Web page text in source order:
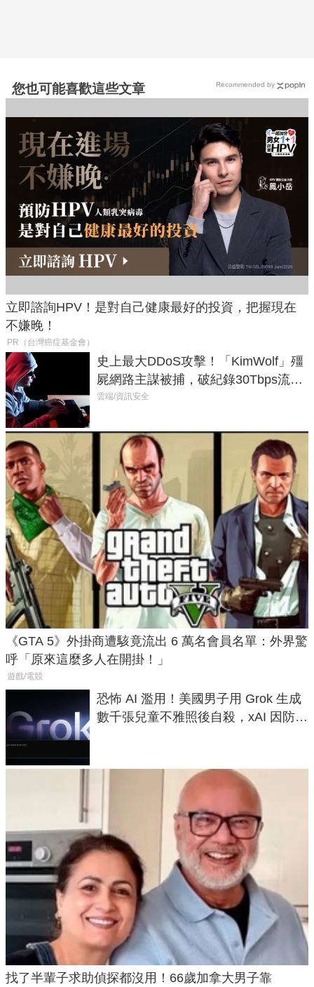
您也可能喜歡這些文章
立即諮詢HPV！是對自己健康最好的投資，把握現在
不嫌晚！
PR（台灣癌症基金會）
史上最大DDoS攻擊！「KimWolf」殭
屍網路主謀被捕，破紀錄30Tbps流量
癱瘓全球！
雲端/資訊安全
《GTA 5》外掛商遭駭竟流出 6 萬名會員名單：外界驚
呼「原來這麼多人在開掛！」
遊戲/電競
恐怖 AI 濫用！美國男子用 Grok 生成
數千張兒童不雅照後自殺，xAI 因防護
找了半輩子求助偵探都沒用！66歲加拿大男子靠
Recommended by